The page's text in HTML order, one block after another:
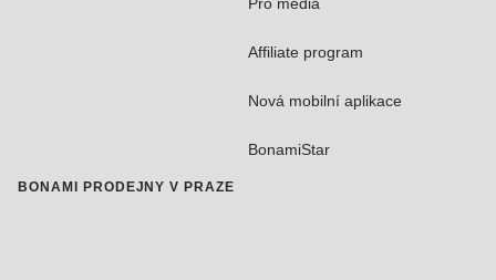
Affiliate program
Nová mobilní aplikace
BonamiStar
BONAMI PRODEJNY V PRAZE